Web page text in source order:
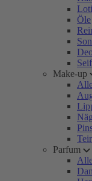
Öle
Make-up
Parfum